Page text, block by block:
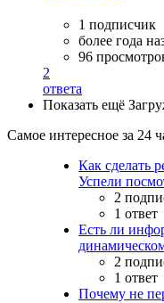
1 подписчик
более года
96
2
ответа
Показать ещё
Самое интересное за 24
Как сделать
Успели
2
1 ответ
Есть ли
2
1 ответ
Почему не